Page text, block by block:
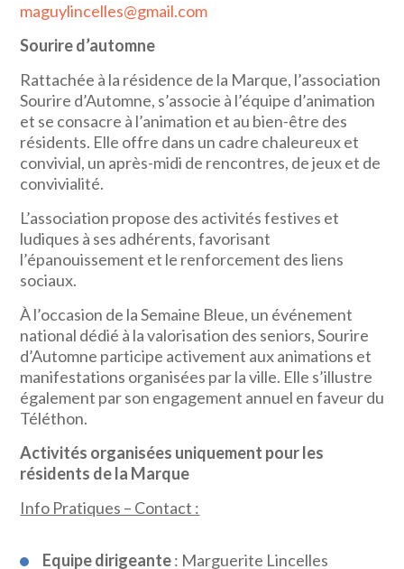
maguylincelles@gmail.com
Sourire d’automne
Rattachée à la résidence de la Marque, l’association
Sourire d’Automne, s’associe à l’équipe d’animation
et se consacre à l’animation et au bien-être des
résidents. Elle offre dans un cadre chaleureux et
convivial, un après-midi de rencontres, de jeux et de
convivialité.
L’association propose des activités festives et
ludiques à ses adhérents, favorisant
l’épanouissement et le renforcement des liens
sociaux.
À l’occasion de la Semaine Bleue, un événement
national dédié à la valorisation des seniors, Sourire
d’Automne participe activement aux animations et
manifestations organisées par la ville. Elle s’illustre
également par son engagement annuel en faveur du
Téléthon.
Activités organisées uniquement pour les
résidents de la Marque
Info Pratiques – Contact :
Equipe dirigeante: Marguerite Lincelles